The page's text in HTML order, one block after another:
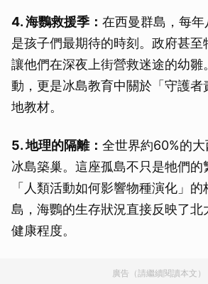
4. 海鸚救援季： 在西曼群島，每年
是孩子們最期待的時刻。政府甚
讓他們在深夜上街營救迷途的幼雛
動，更是冰島教育中關於「守護者
地教材。
5. 地理的隔離： 全世界約60%的
冰島築巢。這座孤島不只是牠們的
「人類活動如何影響物種演化」
島，海鸚的生存狀況直接反映了北
健康程度。
廣告（請繼續閱讀本文）